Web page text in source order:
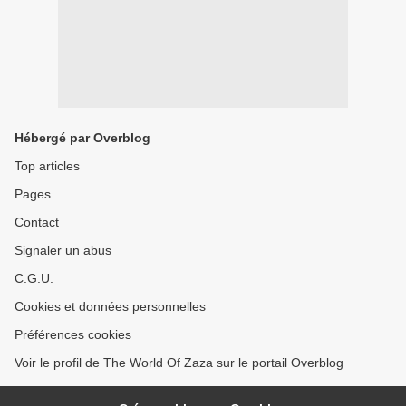
Hébergé par Overblog
Top articles
Pages
Contact
Signaler un abus
C.G.U.
Cookies et données personnelles
Préférences cookies
Voir le profil de The World Of Zaza sur le portail Overblog